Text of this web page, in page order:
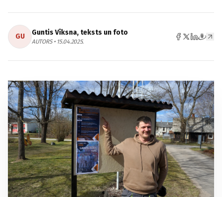
GU Guntis Vīksna, teksts un foto
AUTORS • 15.04.2025.